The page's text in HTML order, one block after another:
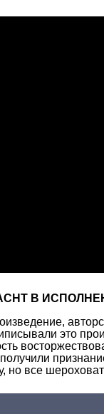
В
это
но все